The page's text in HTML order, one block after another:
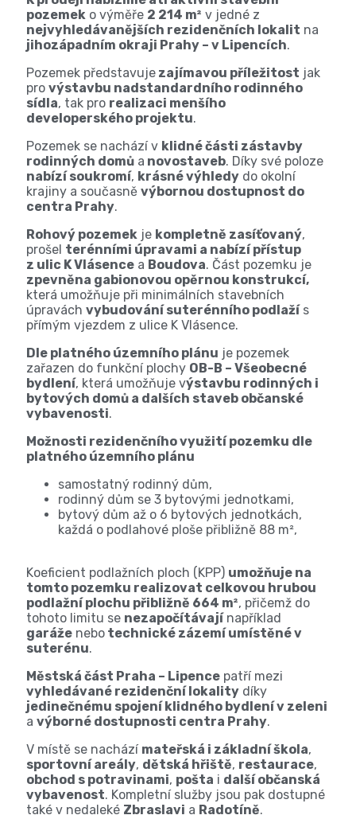
pozemek o výměře 2 214 m² v jedné z
nejvyhledávanějších rezidenčních lokalit na
jihozápadním okraji Prahy – v Lipencích.
Pozemek představuje zajímavou příležitost jak
pro výstavbu nadstandardního rodinného
sídla, tak pro realizaci menšího
developerského projektu.
Pozemek se nachází v klidné části zástavby
rodinných domů a novostaveb. Díky své poloze
nabízí soukromí, krásné výhledy do okolní
krajiny a současně výbornou dostupnost do
centra Prahy.
Rohový pozemek je kompletně zasíťovaný,
prošel terénními úpravami a nabízí přístup
z ulic K Vlásence a Boudova. Část pozemku je
zpevněna gabionovou opěrnou konstrukcí,
která umožňuje při minimálních stavebních
úpravách vybudování suterénního podlažís
přímým vjezdem z ulice K Vlásence.
Dle platného územního plánu je pozemek
zařazen do funkční plochy OB-B – Všeobecné
bydlení, která umožňuje výstavbu rodinných i
bytových domů a dalších staveb občanské
vybavenosti.
Možnosti rezidenčního využití pozemku dle
platného územního plánu
samostatný rodinný dům,
rodinný dům se 3 bytovými jednotkami,
bytový dům až o 6 bytových jednotkách,
každá o podlahové ploše přibližně 88 m²,
Koeficient podlažních ploch (KPP) umožňuje na
tomto pozemku realizovat celkovou hrubou
podlažní plochu přibližně 664 m², přičemž do
tohoto limitu se nezapočítávajínapříklad
garáže nebo technické zázemí umístěné v
suterénu.
Městská část Praha – Lipence patří mezi
vyhledávané rezidenční lokality díky
jedinečnému spojení klidného bydlení v zeleni
a výborné dostupnosti centra Prahy.
V místě se nachází mateřská i základní škola,
sportovní areály, dětská hřiště, restaurace,
obchod s potravinami, pošta i další občanská
vybavenost. Kompletní služby jsou pak dostupné
také v nedaleké Zbraslavi a Radotíně.